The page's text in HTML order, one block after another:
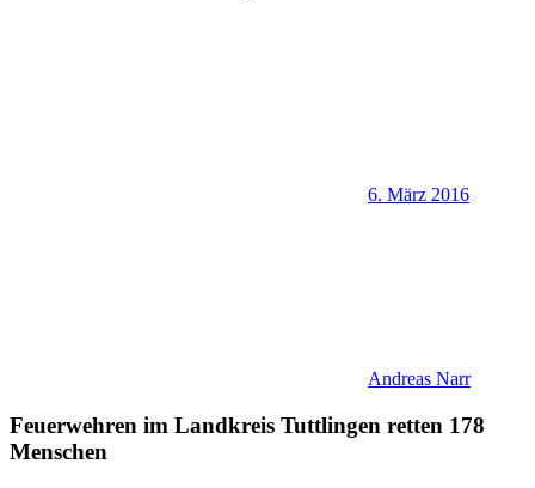
6. März 2016
Andreas Narr
Feuerwehren im Landkreis Tuttlingen retten 178
Menschen